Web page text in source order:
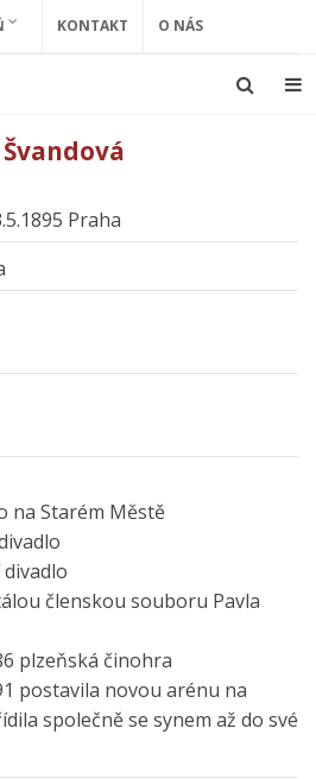
KONTAKT O NÁS
Praha
na Starém Městě
členskou souboru Pavla
plzeňská činohra
postavila novou arénu na
společně se synem až do své